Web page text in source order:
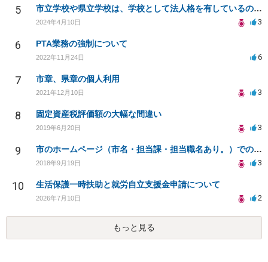
5 市立学校や県立学校は、学校として法人格を有しているのですか？
2024年4月10日 3
6 PTA業務の強制について
2022年11月24日 6
7 市章、県章の個人利用
2021年12月10日 3
8 固定資産税評価額の大幅な間違い
2019年6月20日 3
9 市のホームページ（市名・担当課・担当職名あり。）での虚偽公文書作成罪の告訴時効は７年か
2018年9月19日 3
10 生活保護一時扶助と就労自立支援金申請について
2026年7月10日 2
もっと見る